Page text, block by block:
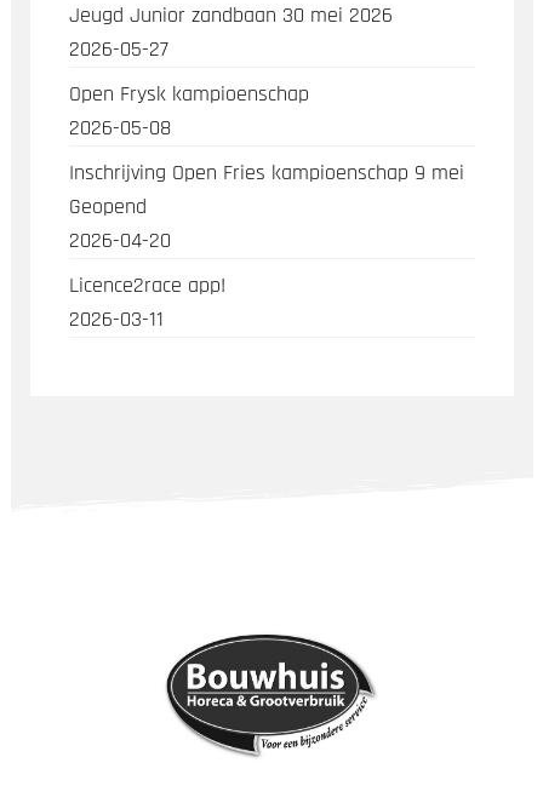
Jeugd Junior zandbaan 30 mei 2026
2026-05-27
Open Frysk kampioenschap
2026-05-08
Inschrijving Open Fries kampioenschap 9 mei
Geopend
2026-04-20
Licence2race app!
2026-03-11